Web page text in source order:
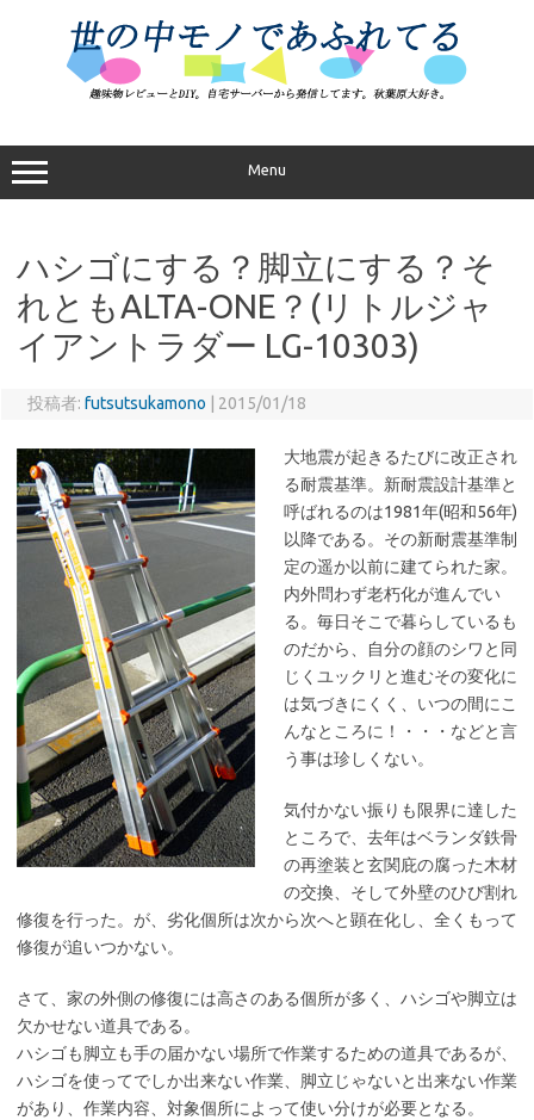
プ
Menu
ハシゴにする？脚立にする？そ
れともALTA-ONE？(リトルジャ
イアントラダー LG-10303)
投稿者: futsutsukamono 2015/01/18
大地震が起きるたびに改正され
る耐震基準。新耐震設計基準と
呼ばれるのは1981年(昭和56年)
以降である。その新耐震基準制
定の遥か以前に建てられた家。
内外問わず老朽化が進んでい
る。毎日そこで暮らしているも
のだから、自分の顔のシワと同
じくユックリと進むその変化に
は気づきにくく、いつの間にこ
んなところに！・・・などと言
う事は珍しくない。
気付かない振りも限界に達した
ところで、去年はベランダ鉄骨
の再塗装と玄関庇の腐った木材
の交換、そして外壁のひび割れ
修復を行った。が、劣化個所は次から次へと顕在化し、全くもって
修復が追いつかない。
さて、家の外側の修復には高さのある個所が多く、ハシゴや脚立は
欠かせない道具である。
ハシゴも脚立も手の届かない場所で作業するための道具であるが、
ハシゴを使ってでしか出来ない作業、脚立じゃないと出来ない作業
があり、作業内容、対象個所によって使い分けが必要となる。